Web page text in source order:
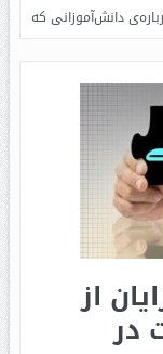
که سوختند
از
در